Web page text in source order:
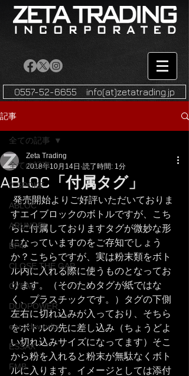
0557-52-6655 info(at)zetatrading.jp
記事
全ての記事
2-SPOKE
ABLOC
ARUNDEL
BP4
CLOSE THE GAP
CYFAC
DUOPOWER
eecycleworks
ESSAX
FMB
全ての記事
ABLOC「付属タグ」
Zeta Trading
2018年10月14日 読了時間: 1分
すエイブロックのボトルですが、こち
らに付属しておりますタグが微妙な形
になっていますのをご存知でしょう
か？こちらですが、実は粉末類をボト
ル内に入れる際に使うものとなってお
ります。（そのためタグが紙ではな
く、プラスチックです。）タグの下側
左右に切れ込みが入っており、そちら
をボトルの先に差し込み（ちょうどよ
い切れ込みサイズになってます）そこ
から粉を入れると粉末が無駄なくボト
ルに入ります。イメージとしては添付